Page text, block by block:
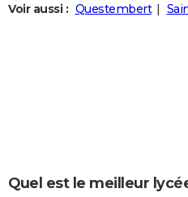
CARTE DE VOEUX
Voir aussi : Questembert
Quel est le meilleur